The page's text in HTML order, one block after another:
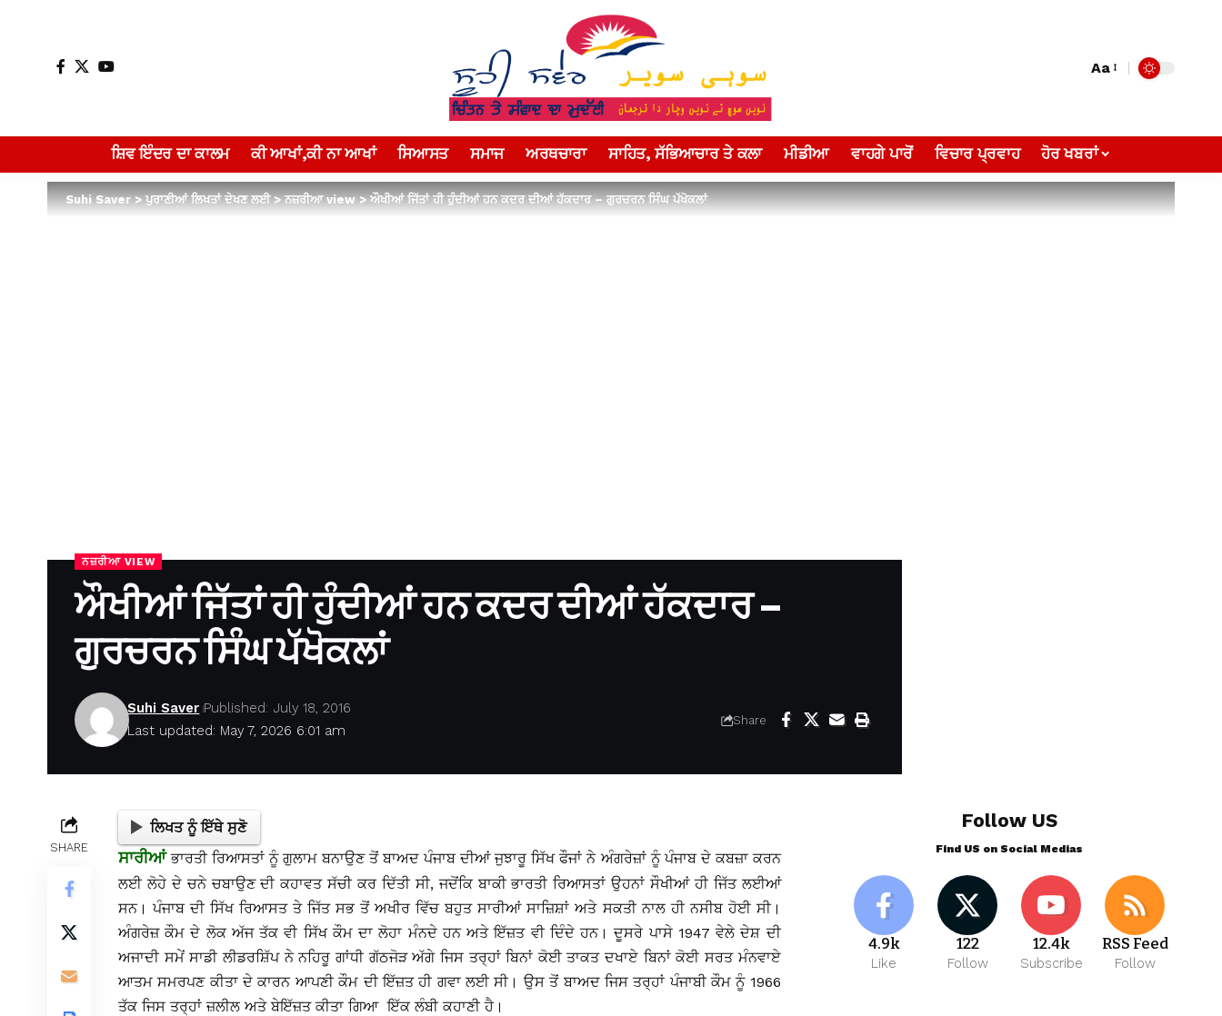
Aa
ਸ਼ਿਵ ਇੰਦਰ ਦਾ ਕਾਲਮ ਕੀ ਆਖਾਂ,ਕੀ ਨਾ ਆਖਾਂ ਸਿਆਸਤ ਸਮਾਜ ਅਰਥਚਾਰਾ ਸਾਹਿਤ, ਸੱਭਿਆਚਾਰ ਤੇ ਕਲਾ ਮੀਡੀਆ ਵਾਹਗੇ ਪਾਰੋਂ ਵਿਚਾਰ ਪ੍ਰਵਾਹ ਹੋਰ ਖਬਰਾਂ
Suhi Saver>ਪੁਰਾਣੀਆਂ ਲਿਖਤਾਂ ਦੇਖਣ ਲਈ>ਨਜ਼ਰੀਆ view>ਔਖੀਆਂ ਜਿੱਤਾਂ ਹੀ ਹੁੰਦੀਆਂ ਹਨ ਕਦਰ ਦੀਆਂ ਹੱਕਦਾਰ – ਗੁਰਚਰਨ ਸਿੰਘ ਪੱਖੋਕਲਾਂ
ਨਜ਼ਰੀਆ VIEW
ਔਖੀਆਂ ਜਿੱਤਾਂ ਹੀ ਹੁੰਦੀਆਂ ਹਨ ਕਦਰ ਦੀਆਂ ਹੱਕਦਾਰ –
ਗੁਰਚਰਨ ਸਿੰਘ ਪੱਖੋਕਲਾਂ
Last updated: May 7, 2026 6:01 am
Suhi Saver Published: July 18, 2016
Share
SHARE
ਲਿਖਤ ਨੂੰ ਇੱਥੇ ਸੁਣੋ
ਸਾਰੀਆਂਭਾਰਤੀ ਰਿਆਸਤਾਂ ਨੂੰ ਗੁਲਾਮ ਬਨਾਉਣ ਤੋਂ ਬਾਅਦ ਪੰਜਾਬ ਦੀਆਂ ਜੁਝਾਰੂ ਸਿੱਖ ਫੌਜਾਂ ਨੇ ਅੰਗਰੇਜ਼ਾਂ ਨੂੰ ਪੰਜਾਬ ਦੇ ਕਬਜ਼ਾ ਕਰਨ
ਲਈ ਲੋਹੇ ਦੇ ਚਨੇ ਚਬਾਉਣ ਦੀ ਕਹਾਵਤ ਸੱਚੀ ਕਰ ਦਿੱਤੀ ਸੀ, ਜਦੋਂਕਿ ਬਾਕੀ ਭਾਰਤੀ ਰਿਆਸਤਾਂ ਉਹਨਾਂ ਸੌਖੀਆਂ ਹੀ ਜਿੱਤ ਲਈਆਂ
ਸਨ। ਪੰਜਾਬ ਦੀ ਸਿੱਖ ਰਿਆਸਤ ਤੇ ਜਿੱਤ ਸਭ ਤੋਂ ਅਖੀਰ ਵਿੱਚ ਬਹੁਤ ਸਾਰੀਆਂ ਸਾਜ਼ਿਸ਼ਾਂ ਅਤੇ ਸਕਤੀ ਨਾਲ ਹੀ ਨਸੀਬ ਹੋਈ ਸੀ।
ਅੰਗਰੇਜ਼ ਕੌਮ ਦੇ ਲੋਕ ਅੱਜ ਤੱਕ ਵੀ ਸਿੱਖ ਕੌਮ ਦਾ ਲੋਹਾ ਮੰਨਦੇ ਹਨ ਅਤੇ ਇੱਜ਼ਤ ਵੀ ਦਿੰਦੇ ਹਨ। ਦੂਸਰੇ ਪਾਸੇ 1947 ਵੇਲੇ ਦੇਸ਼ ਦੀ
ਅਜਾਦੀ ਸਮੇਂ ਸਾਡੀ ਲੀਡਰਸ਼ਿੱਪ ਨੇ ਨਹਿਰੂ ਗਾਂਧੀ ਗੱਠਜੋੜ ਅੱਗੇ ਜਿਸ ਤਰ੍ਹਾਂ ਬਿਨਾਂ ਕੋਈ ਤਾਕਤ ਦਖਾਏ ਬਿਨਾਂ ਕੋਈ ਸਰਤ ਮੰਨਵਾਏ
ਆਤਮ ਸਮਰਪਣ ਕੀਤਾ ਦੇ ਕਾਰਨ ਆਪਣੀ ਕੌਮ ਦੀ ਇੱਜ਼ਤ ਹੀ ਗਵਾ ਲਈ ਸੀ। ਉਸ ਤੋਂ ਬਾਅਦ ਜਿਸ ਤਰ੍ਹਾਂ ਪੰਜਾਬੀ ਕੌਮ ਨੂੰ 1966
ਤੱਕ ਜਿਸ ਤਰ੍ਹਾਂ ਜ਼ਲੀਲ ਅਤੇ ਬੇਇੱਜ਼ਤ ਕੀਤਾ ਗਿਆ ਇੱਕ ਲੰਬੀ ਕਹਾਣੀ ਹੈ।
Follow US
Find US on Social Medias
4.9k
Like
122
Follow
12.4k
Subscribe
RSS Feed
Follow